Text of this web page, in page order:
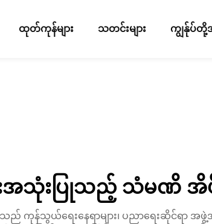
ထုတ်ကုန်များ သတင်းများ ကျွန်ုပ်တို့
အသုံးပြုသည့် သံမဏိ အိ
သွယ်ရေးနေရာများ၊ ပညာရေးဆိုင်ရာ အဖွဲ့အစည်